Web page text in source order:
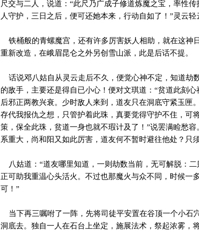
尺交与二人，说道：“此尺乃广成子修道炼魔之宝，率性
人守护，三日之后，便可还她本来，行动自如了！”灵云
铁桶般的青螺魔宫，还有许多厉害妖人相助，就在这神
重新改造，在峨眉昆仑之外另创雪山派，此是后话不提。
话说邓八姑自从灵云走后不久，便觉心神不定，知道劫
的敌手，主要还是得自已小心！便对文琪道：“贫道此刻
后邪正两教兴衰。少时敌人来到，道友只在洞底守紧玉
存代我报仇之想，只管护着此珠，真要觉得守护不住，可
策，保全此珠，贫道一身也就不瑕计及了！”说罢满睑愁
系重大，尚和阳又如此厉害，道友何不暂时避往他处？只
八姑道：“道友哪里知道，一则劫数当前，无可解脱：
正可助我重温心头活火。不过也那魔火与众不同，时候一
可！”
当下再三嘱咐了一阵，先将司徒平安置在谷顶一个小石
洞底去。独自一人在石台上坐定，施展法术，祭起浓雾，